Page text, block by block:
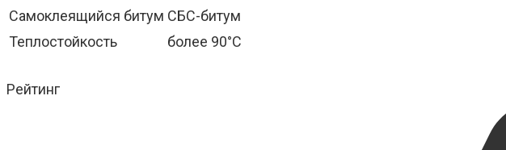
Самоклеящийся битум СБС-битум
Теплостойкость
более 90°C
Рейтинг